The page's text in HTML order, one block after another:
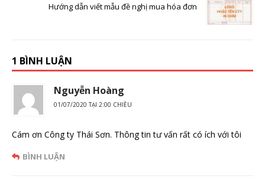
Hướng dẫn viết mẫu đề nghị mua hóa đơn
1 BÌNH LUẬN
Nguyễn Hoàng
01/07/2020 TẠI 2:00 CHIỀU
Cám ơn Công ty Thái Sơn. Thông tin tư vấn rất có ích với tôi
BÌNH LUẬN